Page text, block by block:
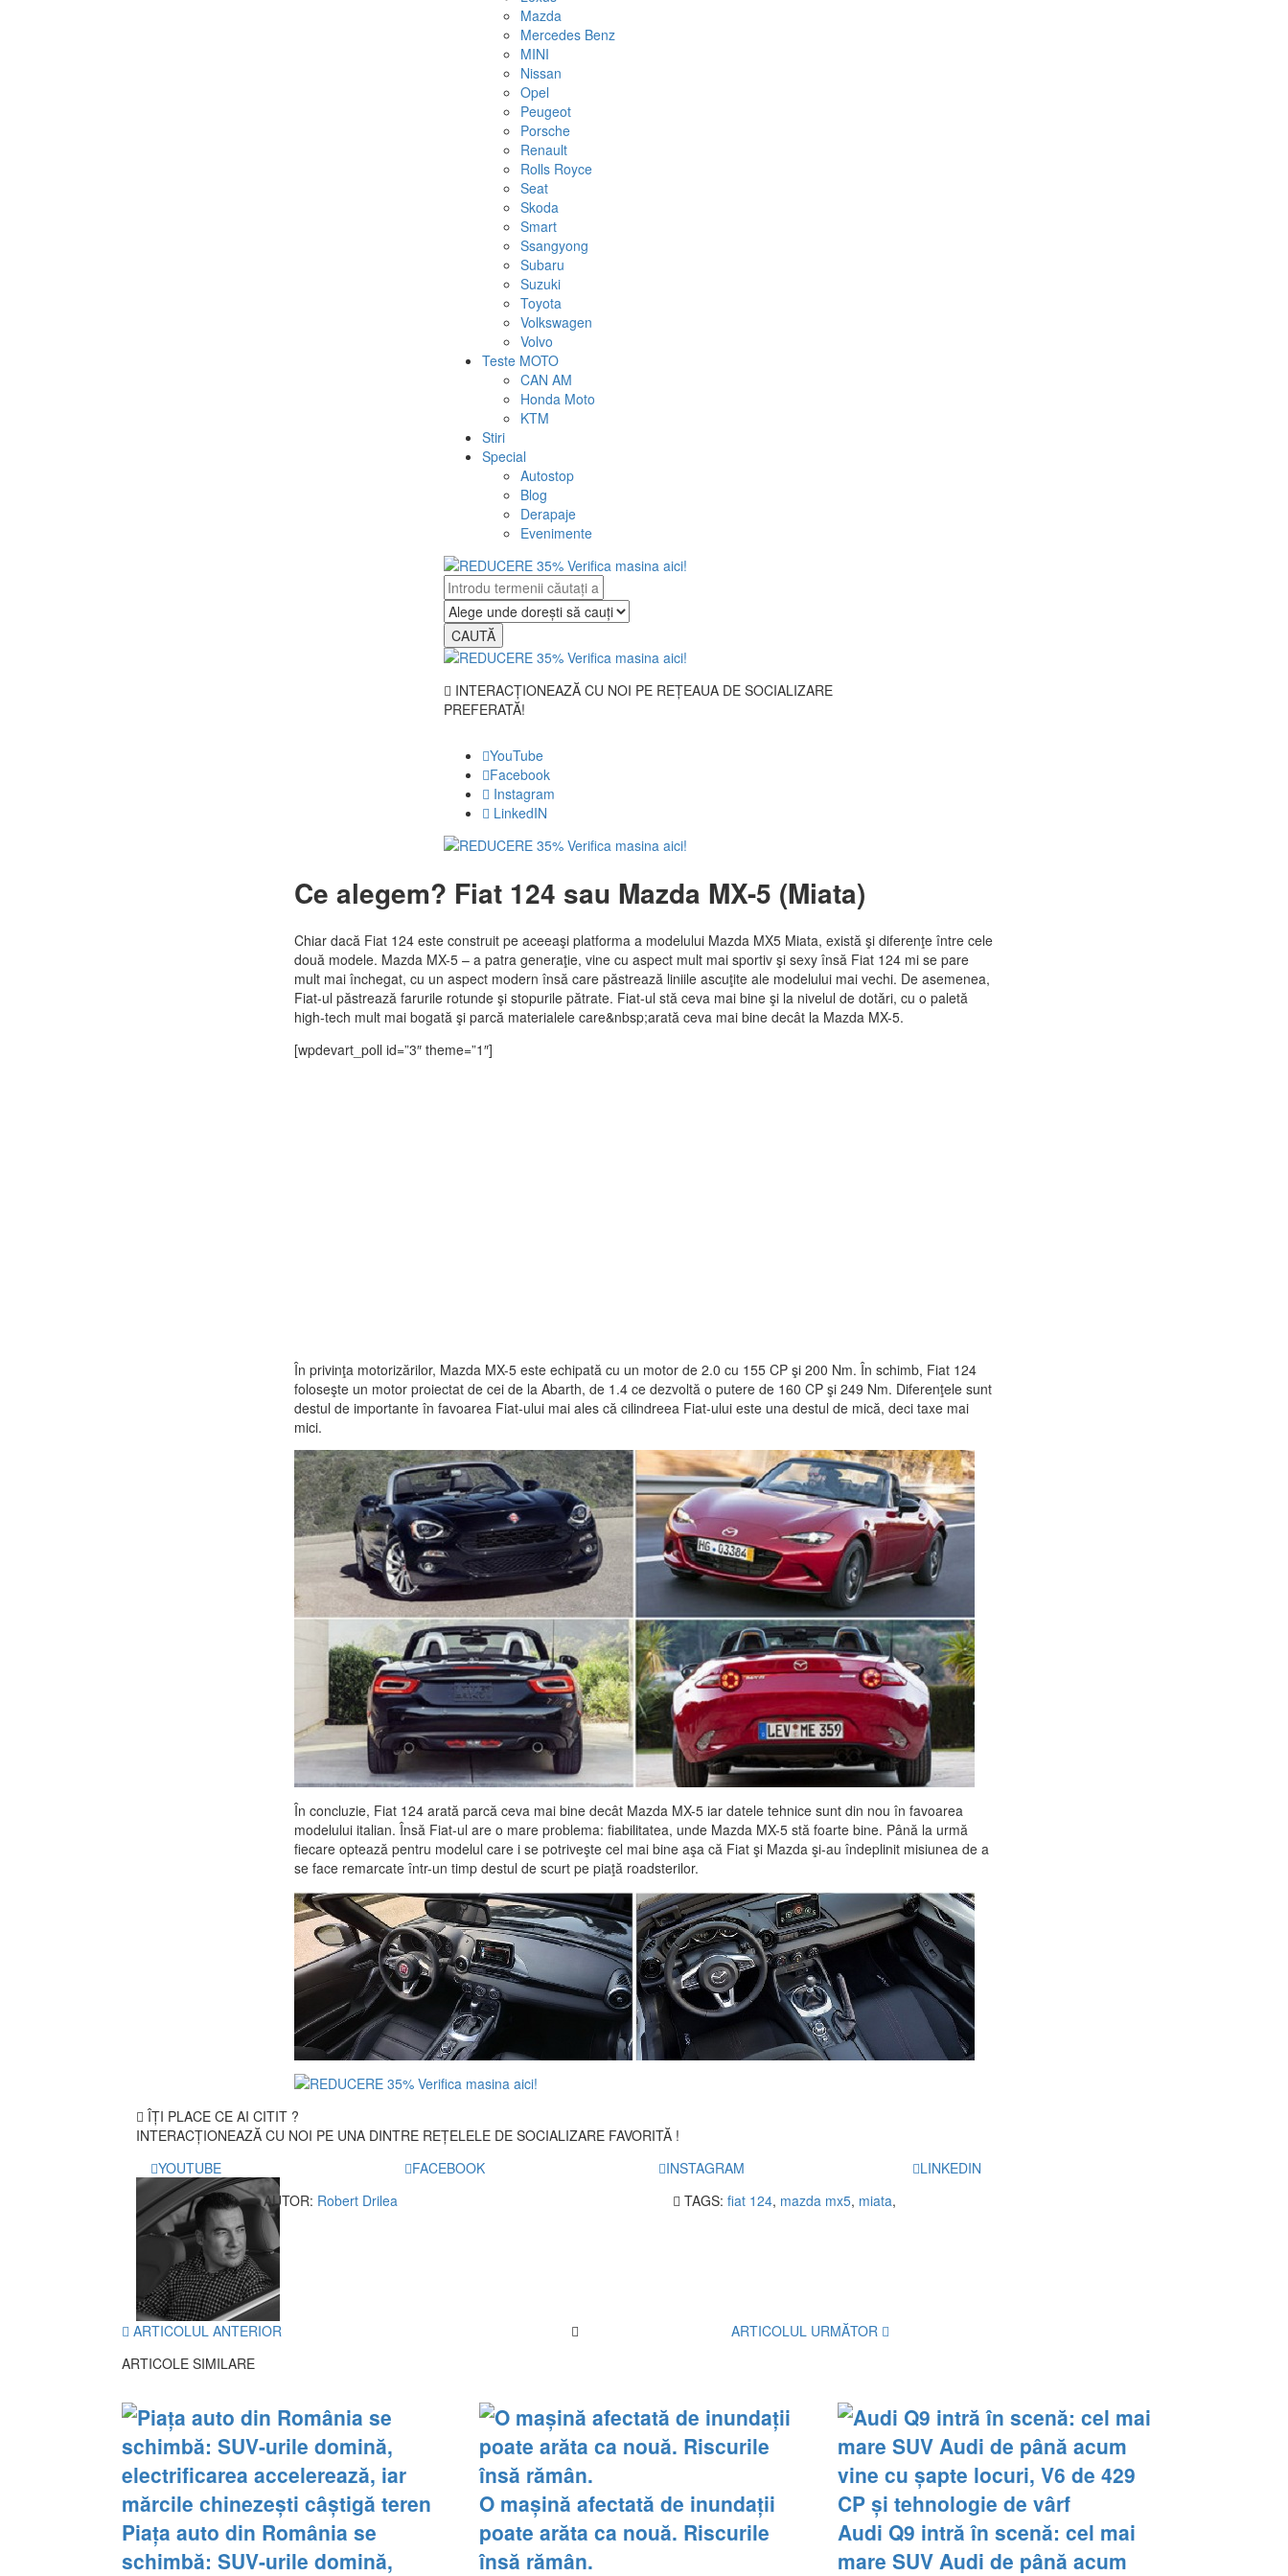
Mazda
Mercedes Benz
MINI
Nissan
Opel
Peugeot
Porsche
Renault
Rolls Royce
Seat
Skoda
Smart
Ssangyong
Subaru
Suzuki
Toyota
Volkswagen
Volvo
Teste MOTO
CAN AM
Honda Moto
KTM
Stiri
Special
Autostop
Blog
Derapaje
Evenimente
CAUTĂ
INTERACȚIONEAZĂ CU NOI PE REȚEAUA DE SOCIALIZARE
PREFERATĂ!
YouTube
Facebook
Instagram
LinkedIN
Ce alegem? Fiat 124 sau Mazda MX-5 (Miata)
Chiar dacă Fiat 124 este construit pe aceeaşi platforma a modelului Mazda MX5 Miata, există şi diferenţe între cele
două modele. Mazda MX-5 – a patra generaţie, vine cu aspect mult mai sportiv şi sexy însă Fiat 124 mi se pare
mult mai închegat, cu un aspect modern însă care păstrează liniile ascuţite ale modelului mai vechi. De asemenea,
Fiat-ul păstrează farurile rotunde şi stopurile pătrate. Fiat-ul stă ceva mai bine şi la nivelul de dotări, cu o paletă
high-tech mult mai bogată şi parcă materialele care&nbsp;arată ceva mai bine decât la Mazda MX-5.
[wpdevart_poll id=”3″ theme=”1″]
În privinţa motorizărilor, Mazda MX-5 este echipată cu un motor de 2.0 cu 155 CP şi 200 Nm. În schimb, Fiat 124
foloseşte un motor proiectat de cei de la Abarth, de 1.4 ce dezvoltă o putere de 160 CP şi 249 Nm. Diferenţele sunt
destul de importante în favoarea Fiat-ului mai ales că cilindreea Fiat-ului este una destul de mică, deci taxe mai
mici.
În concluzie, Fiat 124 arată parcă ceva mai bine decât Mazda MX-5 iar datele tehnice sunt din nou în favoarea
modelului italian. Însă Fiat-ul are o mare problema: fiabilitatea, unde Mazda MX-5 stă foarte bine. Până la urmă
fiecare optează pentru modelul care i se potriveşte cel mai bine aşa că Fiat şi Mazda şi-au îndeplinit misiunea de a
se face remarcate într-un timp destul de scurt pe piaţă roadsterilor.
ÎȚI PLACE CE AI CITIT ?
INTERACȚIONEAZĂ CU NOI PE UNA DINTRE REȚELELE DE SOCIALIZARE FAVORITĂ !
YOUTUBE
FACEBOOK INSTAGRAM
LINKEDIN
AUTOR: Robert Drilea TAGS: fiat 124, mazda mx5, miata,
ARTICOLUL ANTERIOR
ARTICOLUL URMĂTOR
ARTICOLE SIMILARE
Piața auto din România se
schimbă: SUV-urile domină,
O mașină afectată de inundații
poate arăta ca nouă. Riscurile
însă rămân.
Audi Q9 intră în scenă: cel mai
mare SUV Audi de până acum